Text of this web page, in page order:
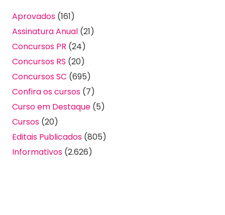
Aprovados (161)
Assinatura Anual (21)
Concursos PR (24)
Concursos RS (20)
Concursos SC (695)
Confira os cursos (7)
Curso em Destaque (5)
Cursos (20)
Editais Publicados (805)
Informativos (2.626)